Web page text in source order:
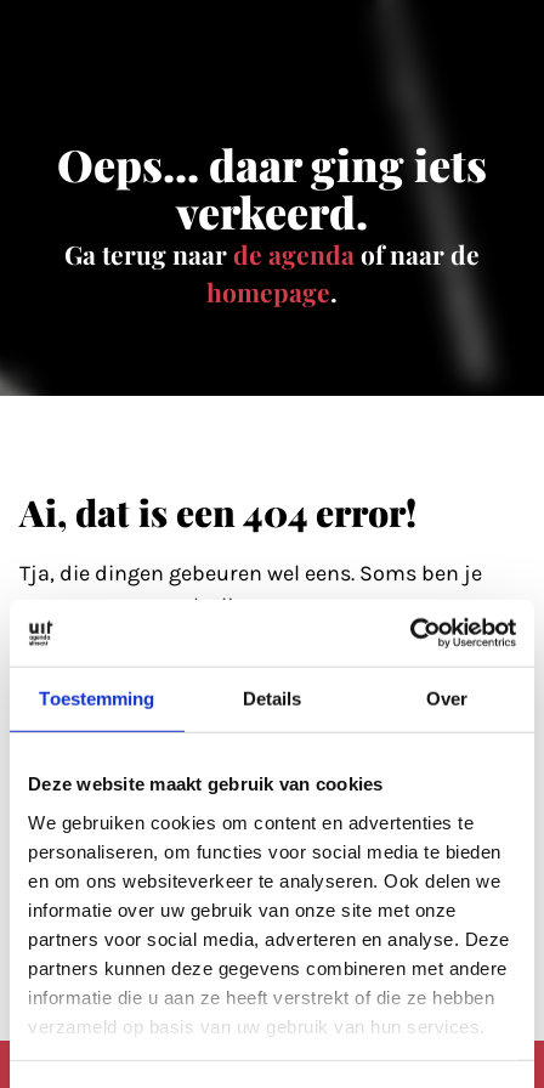
Toestemming Details Over
Deze website maakt gebruik van cookies
We gebruiken cookies om content en advertenties te
personaliseren, om functies voor social media te bieden
en om ons websiteverkeer te analyseren. Ook delen we
informatie over uw gebruik van onze site met onze
partners voor social media, adverteren en analyse. Deze
partners kunnen deze gegevens combineren met andere
informatie die u aan ze heeft verstrekt of die ze hebben
verzameld op basis van uw gebruik van hun services.
Oeps... daar ging iets
verkeerd.
Ga terug naarde agenda of naar de
homepage.
Ai, dat is een 404 error!
Tja, die dingen gebeuren wel eens. Soms ben je
gewoon even wat kwijt.
even een 'hickup'.
Anders kan je altijd even de zoekfunctie proberen?
Ofbekijk de agenda , die is altijd wel goed gevuld.
Of lees een artikel uitons archief.
Anders kan je altijd terug naar dehomepage.